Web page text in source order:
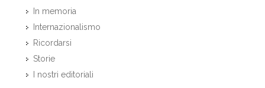
In memoria
Internazionalismo
Ricordarsi
Storie
I nostri editoriali